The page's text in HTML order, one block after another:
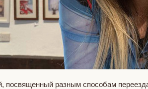
посвященный разным способам